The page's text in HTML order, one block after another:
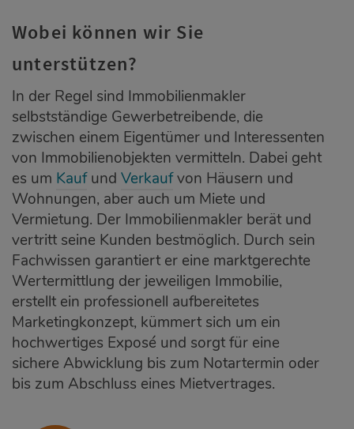
Wobei können wir Sie
unterstützen?
In der Regel sind Immobilienmakler
selbstständige Gewerbetreibende, die
zwischen einem Eigentümer und Interessenten
von Immobilienobjekten vermitteln. Dabei geht
es um Kaufund Verkaufvon Häusern und
Wohnungen, aber auch um Miete und
Vermietung. Der Immobilienmakler berät und
vertritt seine Kunden bestmöglich. Durch sein
Fachwissen garantiert er eine marktgerechte
Wertermittlung der jeweiligen Immobilie,
erstellt ein professionell aufbereitetes
Marketingkonzept, kümmert sich um ein
hochwertiges Exposé und sorgt für eine
sichere Abwicklung bis zum Notartermin oder
bis zum Abschluss eines Mietvertrages.